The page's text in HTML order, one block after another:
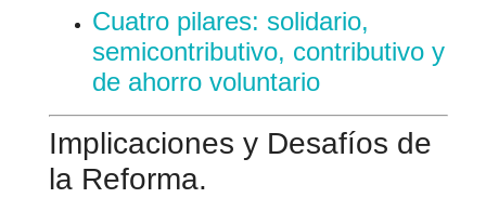
Cuatro pilares: solidario,
semicontributivo, contributivo y
de ahorro voluntario
Implicaciones y Desafíos de
la Reforma.